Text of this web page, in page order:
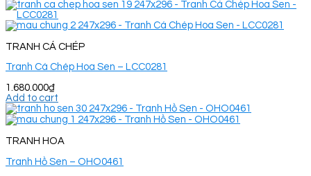
TRANH CÁ CHÉP
Tranh Cá Chép Hoa Sen – LCC0281
1.680.000₫
Add to cart
TRANH HOA
Tranh Hồ Sen – OHO0461